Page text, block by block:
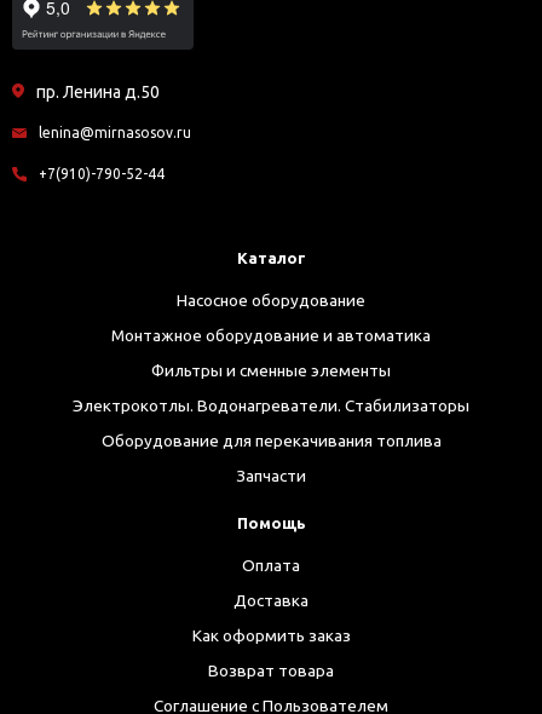
пр. Ленина д.50
lenina@mirnasosov.ru
+7(910)-790-52-44
Каталог
Насосное оборудование
Монтажное оборудование и автоматика
Фильтры и сменные элементы
Электрокотлы. Водонагреватели. Стабилизаторы
Оборудование для перекачивания топлива
Запчасти
Помощь
Оплата
Доставка
Как оформить заказ
Возврат товара
Соглашение с Пользователем